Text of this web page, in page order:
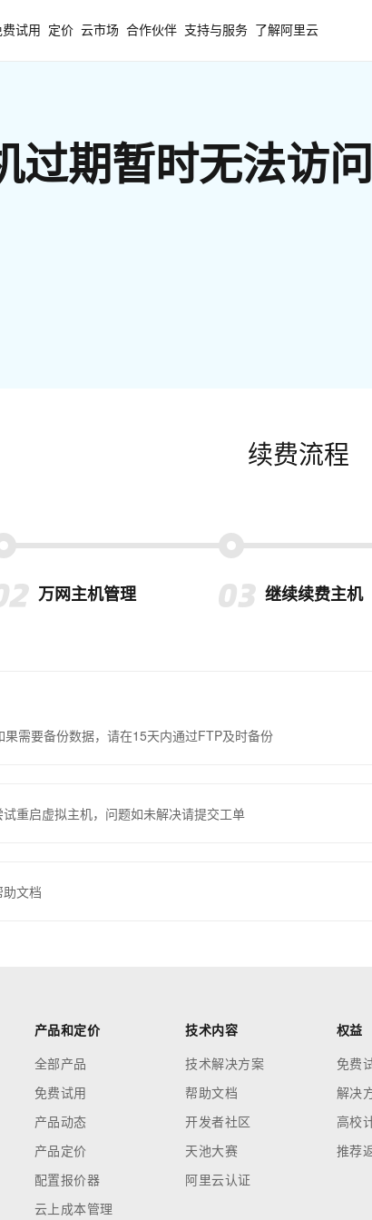
试用 定价 云市场 合作伙伴 支持与服务 了解阿里云
过期暂时无法访问
续费流程
万网主机管理 继续续费主机
需要备份数据，请在15天内通过FTP及时备份
重启虚拟主机，问题如未解决请提交工单
文档